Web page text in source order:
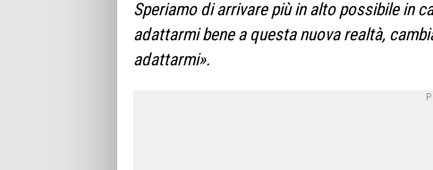
Speriamo di arrivare più in alto possibile in
adattarmi bene a questa nuova realtà,
adattarmi».